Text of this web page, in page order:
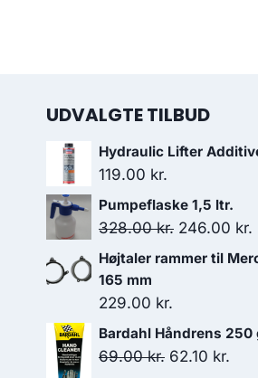
UDVALGTE TILBUD
Hydraulic Lifter
119.00 kr.
Pumpeflaske 1,5 ltr.
328.00kr. Den
oprindelige
328.00 kr..
246.00 kr.
Højtaler rammer til
165 mm
229.00 kr.
Bardahl Håndrens 250
69.00kr. Den
62.10 kr.